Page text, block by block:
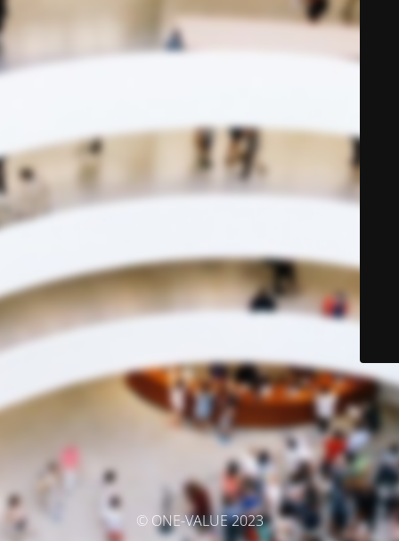
© ONE-VALUE 2023